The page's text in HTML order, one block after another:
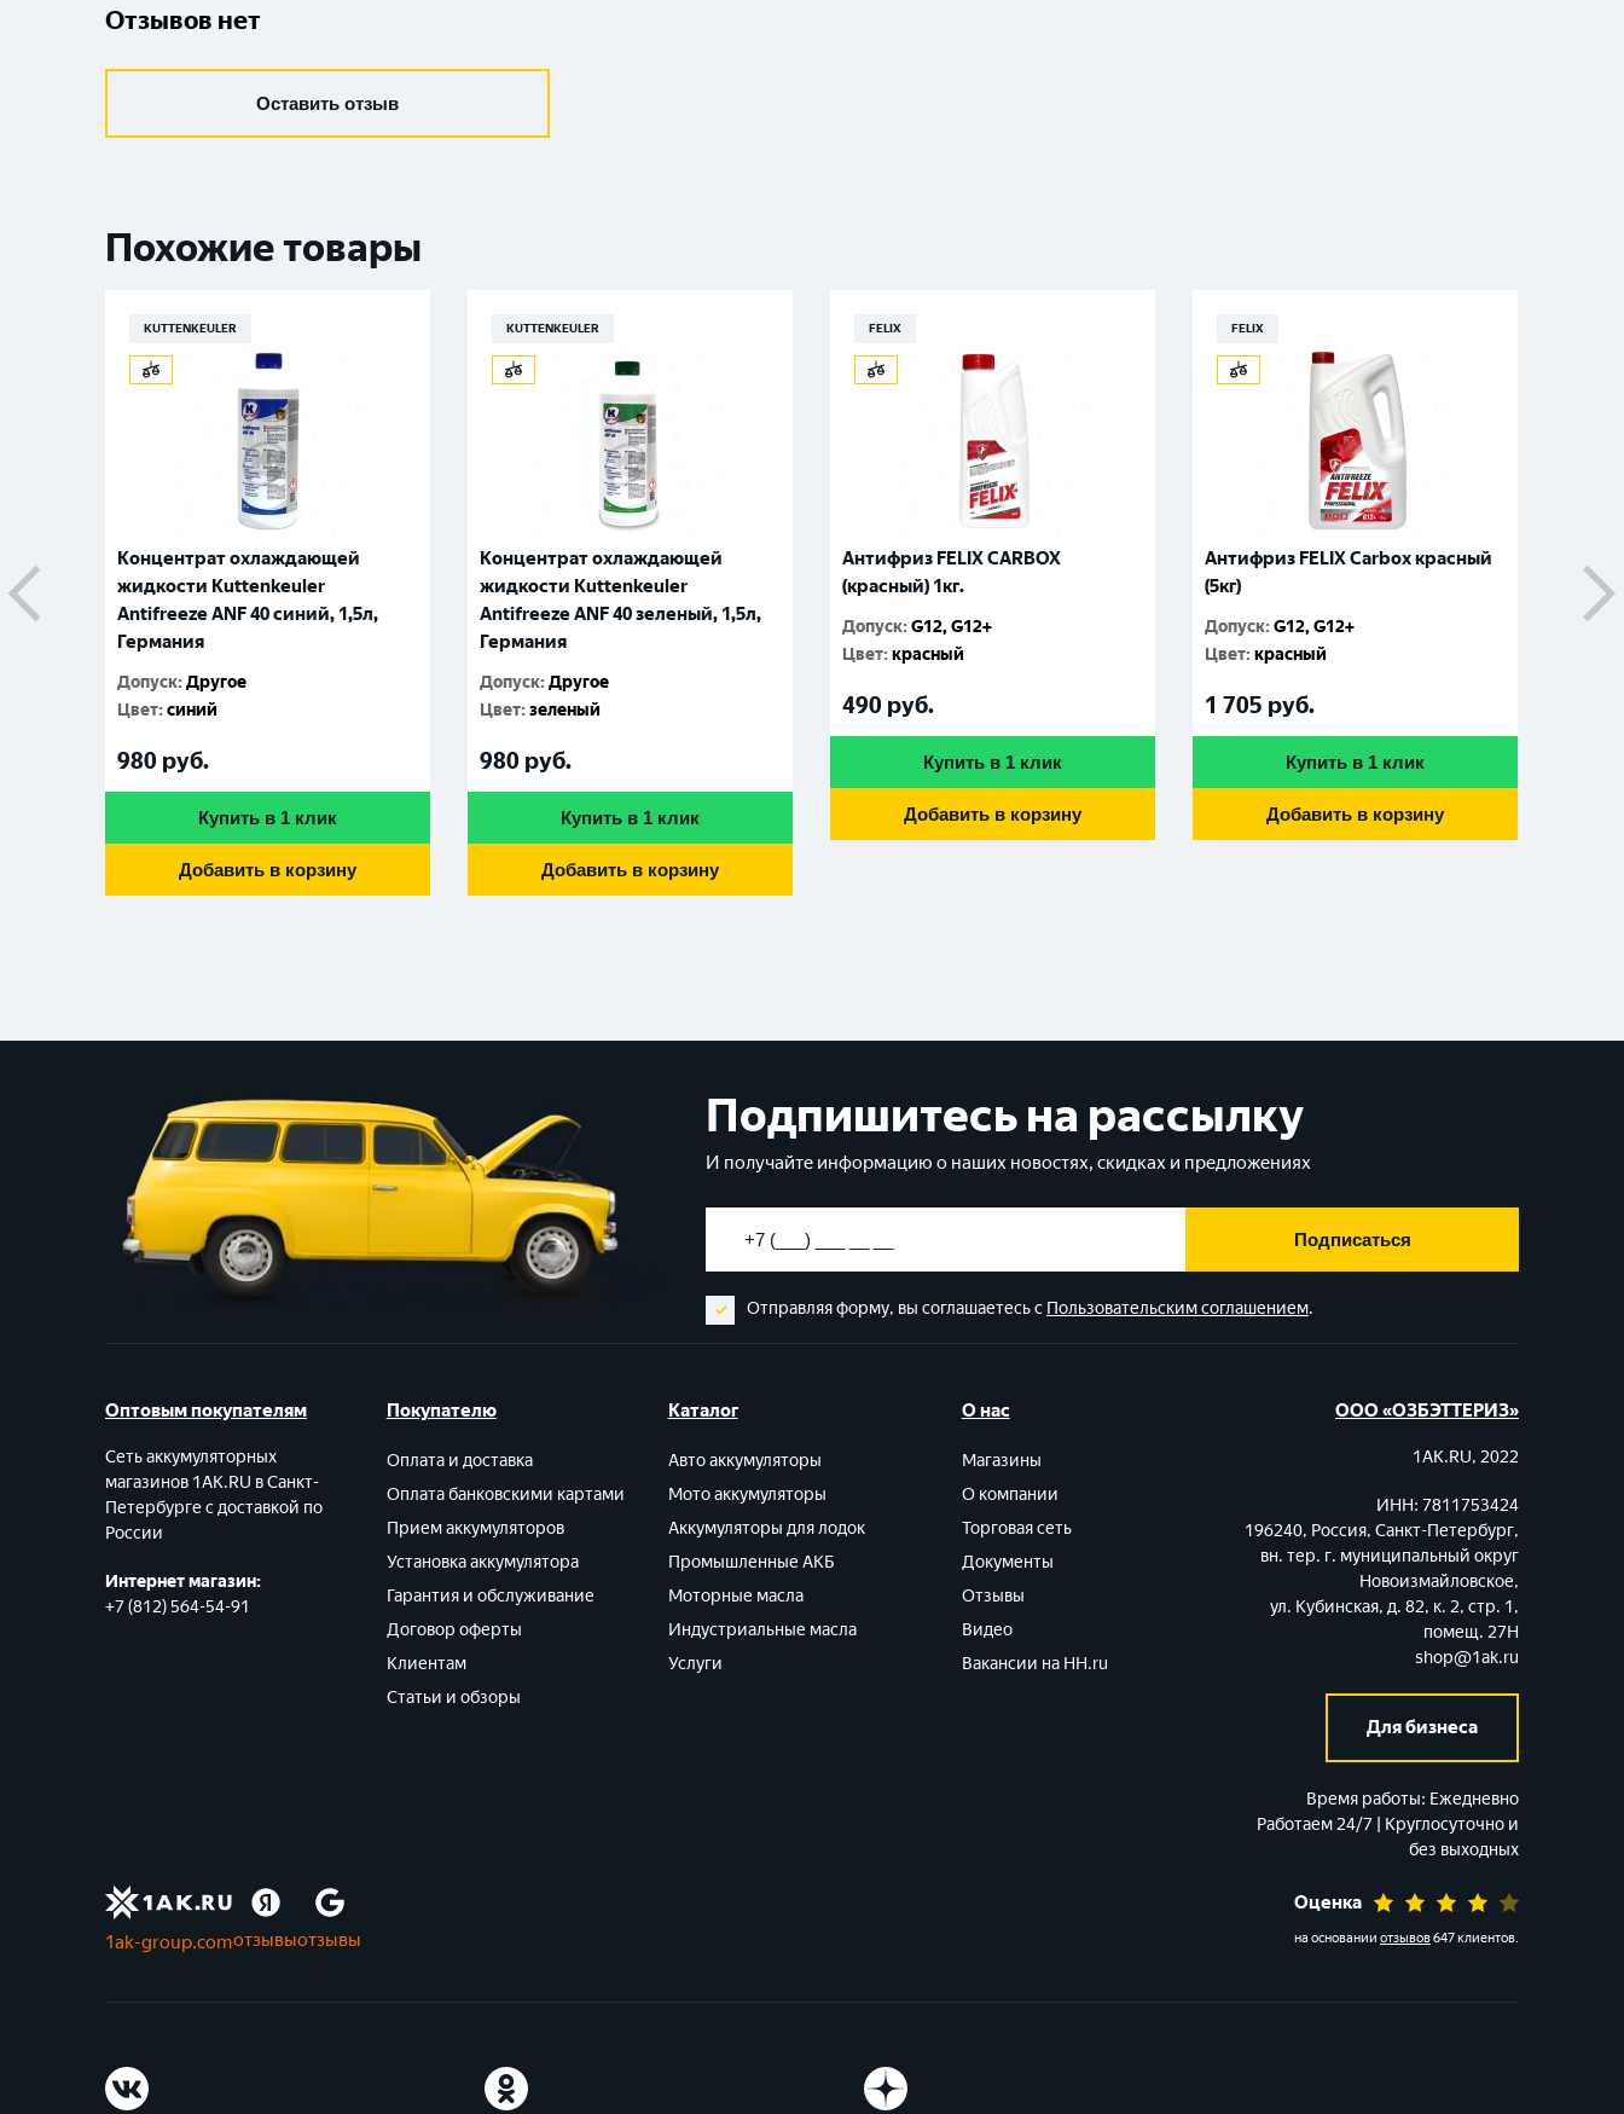
Отзывов нет
Оставить отзыв
Похожие товары
KUTTENKEULER
Концентрат охлаждающей
жидкости Kuttenkeuler
Antifreeze ANF 40 синий, 1,5л,
Германия
Допуск:Другое
Цвет:синий
980 руб.
Купить в 1 клик
Добавить в корзину
KUTTENKEULER
Концентрат охлаждающей
жидкости Kuttenkeuler
Antifreeze ANF 40 зеленый, 1,5л,
Германия
Допуск:Другое
Цвет:зеленый
980 руб.
Купить в 1 клик
Добавить в корзину
FELIX
Антифриз FELIX CARBOX
(красный) 1кг.
Допуск:G12, G12+
Цвет:красный
490 руб.
Купить в 1 клик
Добавить в корзину
FELIX
Антифриз FELIX Carbox красный
(5кг)
Допуск:G12, G12+
Цвет:красный
1 705 руб.
Купить в 1 клик
Добавить в корзину
Подпишитесь на рассылку
И получайте информацию о наших новостях, скидках и предложениях
Подписаться
Отправляя форму, вы соглашаетесь с Пользовательским соглашением.
Оптовым покупателям
Сеть аккумуляторных
магазинов 1AK.RU в Санкт-
Петербурге с доставкой по
России
Интернет магазин:
+7 (812) 564-54-91
Покупателю
Оплата и доставка
Оплата банковскими картами
Прием аккумуляторов
Установка аккумулятора
Гарантия и обслуживание
Договор оферты
Клиентам
Статьи и обзоры
Каталог
Авто аккумуляторы
Мото аккумуляторы
Аккумуляторы для лодок
Промышленные АКБ
Моторные масла
Индустриальные масла
Услуги
О нас
Магазины
О компании
Торговая сеть
Документы
Отзывы
Видео
Вакансии на HH.ru
ООО «ОЗБЭТТЕРИЗ»
1AK.RU, 2022
ИНН: 7811753424
196240, Россия, Санкт-Петербург,
вн. тер. г. муниципальный округ
Новоизмайловское,
ул. Кубинская, д. 82, к. 2, стр. 1,
помещ. 27Н
shop@1ak.ru
Для бизнеса
Время работы: Ежедневно
Работаем 24/7 | Круглосуточно и
без выходных
1ak-group.comотзывыотзывы
Оценка
на основании отзывов647 клиентов.